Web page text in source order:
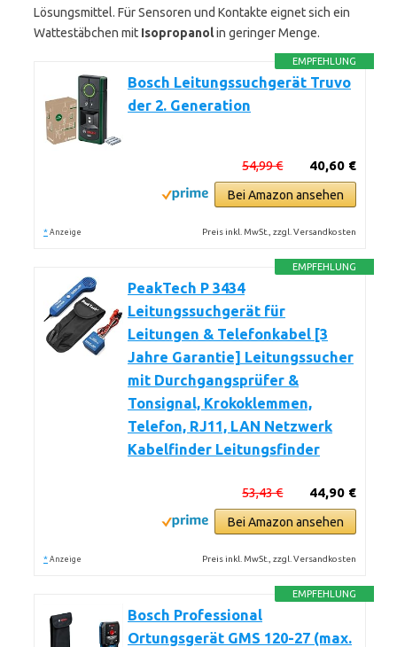
Lösungsmittel. Für Sensoren und Kontakte eignet sich ein
Wattestäbchen mit Isopropanolin geringer Menge.
EMPFEHLUNG
Bosch Leitungssuchgerät Truvo
der 2. Generation
40,60 €
54,99 €
Bei Amazon ansehen
* Anzeige Preis inkl. MwSt., zzgl. Versandkosten
EMPFEHLUNG
PeakTech P 3434
Leitungssuchgerät für
Leitungen & Telefonkabel [3
Jahre Garantie] Leitungssucher
mit Durchgangsprüfer &
Tonsignal, Krokoklemmen,
Telefon, RJ11, LAN Netzwerk
Kabelfinder Leitungsfinder
44,90 €
53,43 €
Bei Amazon ansehen
* Anzeige Preis inkl. MwSt., zzgl. Versandkosten
EMPFEHLUNG
Bosch Professional
Ortungsgerät GMS 120-27 (max.